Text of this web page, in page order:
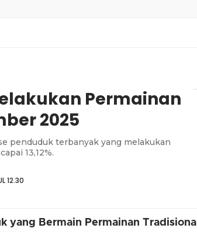
Permainan
2025
penduduk terbanyak yang melakukan
13,12%.
12.30
yang Bermain Permainan Tradisional